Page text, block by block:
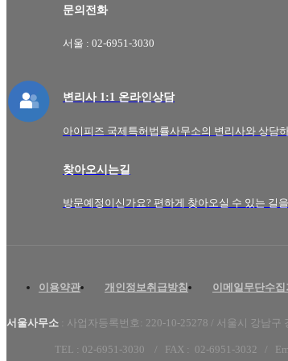
문의전화
서울 : 02-6951-3030
변리사 1:1 온라인상담
아이피즈 국제특허법률사무소의 변리사와 상담하
찾아오시는길
방문예정이신가요? 편하게 찾아오실 수 있는 길
이용약관 개인정보취급방침 이메일무단수집
서울사무소 : 사업자등록번호: 220-10-25278 / 서울시 강남구
TEL : 02-6951-3030 / FAX : 02-6951-3032 /